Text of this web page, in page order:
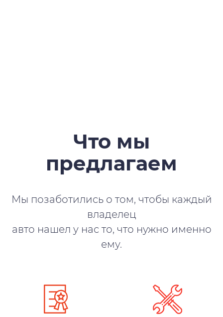
Что мы
предлагаем
Мы позаботились о том, чтобы каждый
владелец
авто нашел у нас то, что нужно именно
ему.